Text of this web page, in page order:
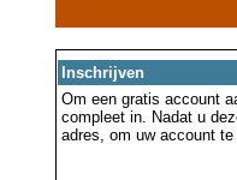
Inschrijven
Om een gratis account
compleet in. Nadat u
adres, om uw account